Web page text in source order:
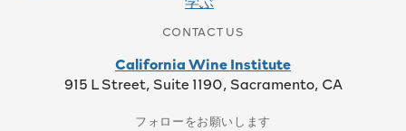
CONTACT US
California Wine Institute
915 L Street, Suite 1190, Sacramento, CA
フォローをお願いします